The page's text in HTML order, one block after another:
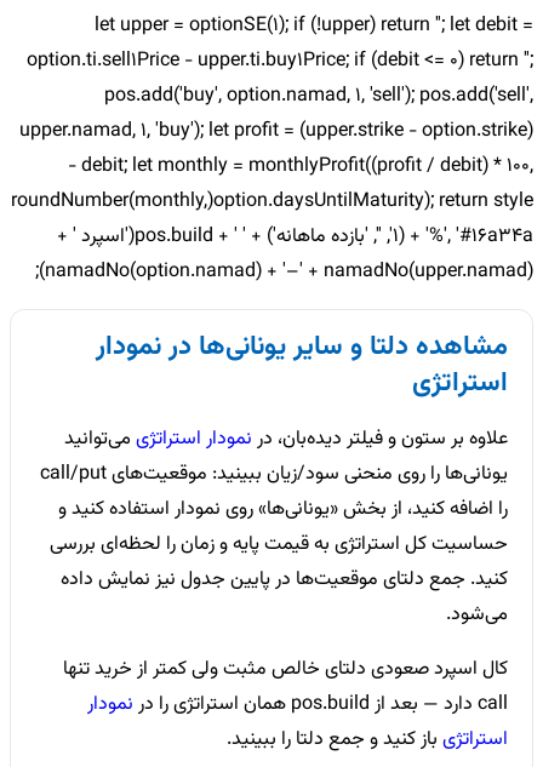
let upper = optionSE(1); if (!upper) return ''; let debit =
option.ti.sell1Price - upper.ti.buy1Price; if (debit <= 0) return '';
pos.add('buy', option.namad, 1, 'sell'); pos.add('sell',
upper.namad, 1, 'buy'); let profit = (upper.strike - option.strike)
- debit; let monthly = monthlyProfit((profit / debit) * 100,
option.daysUntilMaturity); return style(roundNumber(monthly,
1) + '%', '#16a34a', '', 'بازده ماهانه') + ' ' + pos.build('اسپرد ' +
namadNo(option.namad) + '–' + namadNo(upper.namad));
مشاهده دلتا و سایر یونانی‌ها در نمودار
استراتژی
علاوه بر ستون و فیلتر دیده‌بان، در نمودار استراتژی می‌توانید
یونانی‌ها را روی منحنی سود/زیان ببینید: موقعیت‌های call/put
را اضافه کنید، از بخش «یونانی‌ها» روی نمودار استفاده کنید و
حساسیت کل استراتژی به قیمت پایه و زمان را لحظه‌ای بررسی
کنید. جمع دلتای موقعیت‌ها در پایین جدول نیز نمایش داده
می‌شود.
کال اسپرد صعودی دلتای خالص مثبت ولی کمتر از خرید تنها
call دارد — بعد از pos.build همان استراتژی را در
نمودار
استراتژی باز کنید و جمع دلتا را ببینید.